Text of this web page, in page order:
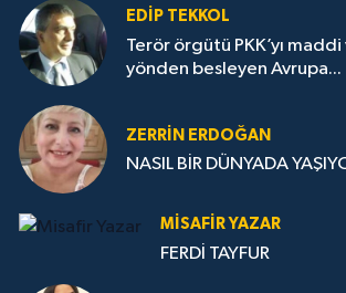
EDIP TEKKOL
Terör örgütü PKK’yı
yönden besleyen Avrupa...
ZERRIN ERDOĞAN
NASIL BİR DÜNYADA
MISAFIR YAZAR
FERDİ TAYFUR